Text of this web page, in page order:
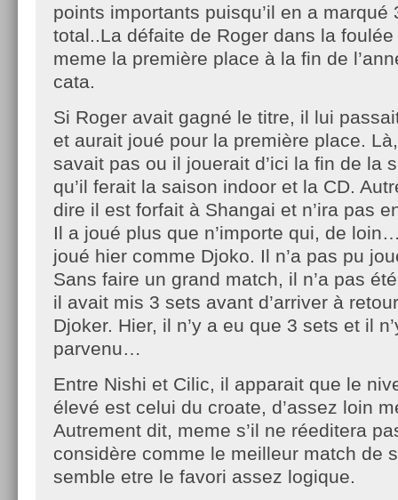
points importants puisqu’il en a marqué
total..La défaite de Roger dans la
meme la première place à la fin de
cata.
Si Roger avait gagné le titre, il lui
et aurait joué pour la première place.
savait pas ou il jouerait d’ici la fin de la
qu’il ferait la saison indoor et la CD.
dire il est forfait à Shangai et n’ira pas
Il a joué plus que n’importe qui, de
joué hier comme Djoko. Il n’a pas pu
Sans faire un grand match, il n’a pas
il avait mis 3 sets avant d’arriver à
Djoker. Hier, il n’y a eu que 3 sets et il
parvenu…
Entre Nishi et Cilic, il apparait que le
élevé est celui du croate, d’assez loin
Autrement dit, meme s’il ne réeditera
considère comme le meilleur match de
semble etre le favori assez logique.